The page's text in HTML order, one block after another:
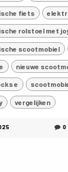
fiets
rolstoel met
scootmobiel
nieuwe
e
vergelijken
0